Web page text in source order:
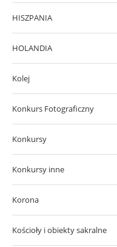
HISZPANIA
HOLANDIA
Kolej
Konkurs Fotograficzny
Konkursy
Konkursy inne
Korona
Kościoły i obiekty sakralne